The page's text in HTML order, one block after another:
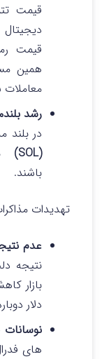
قیمت
قیمت
همین
رشد
در بلند
(SOL)
باشند.
تهدیدات
عدم
نتیجه
بازار
دلار
های